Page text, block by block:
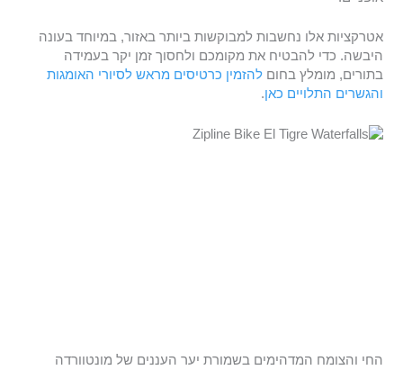
אטרקציות אלו נחשבות למבוקשות ביותר באזור, במיוחד בעונה
היבשה. כדי להבטיח את מקומכם ולחסוך זמן יקר בעמידה
בתורים, מומלץ בחוםלהזמין כרטיסים מראש לסיורי האומגות
והגשרים התלויים כאן.
החי והצומח המדהימים בשמורת יער העננים של מונטוורדה